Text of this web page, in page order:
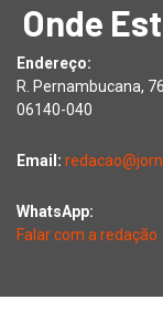
Onde
Endereço:
R. Pernambucana,
06140-040
Email:
WhatsApp:
Falar com a redação